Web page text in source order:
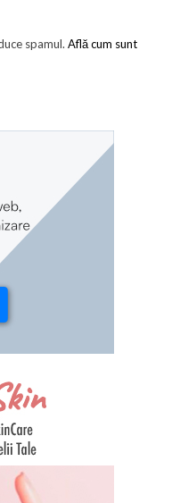
spamul. Află cum sunt